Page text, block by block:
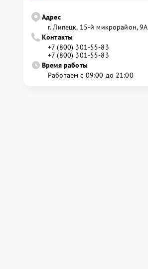
Адрес
г. Липецк, 15-й микрорайон, 9А
Контакты
+7 (800) 301-55-83
+7 (800) 301-55-83
Время работы
Работаем с 09:00 до 21:00